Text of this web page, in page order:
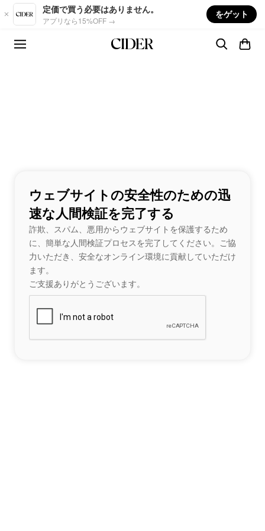
Skip to main content
定価で買う必要はありません。
アプリなら15%OFF →
をゲット
ウェブサイトの安全性のための迅
速な人間検証を完了する
詐欺、スパム、悪用からウェブサイトを保護するため
に、簡単な人間検証プロセスを完了してください。ご協
力いただき、安全なオンライン環境に貢献していただけ
ます。
ご支援ありがとうございます。